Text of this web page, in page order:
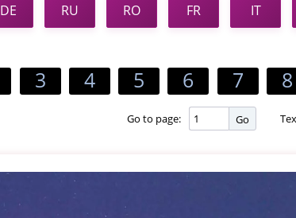
DE RU RO FR IT
3 4 5 6 7 8
Go to page: Go